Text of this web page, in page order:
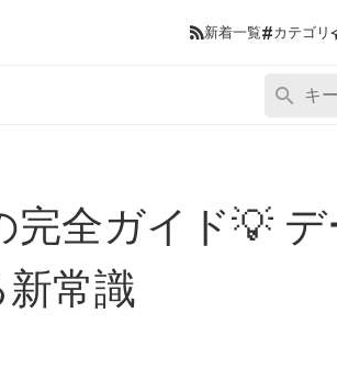
新着一覧#カテゴリ
完全ガイド💡
常識